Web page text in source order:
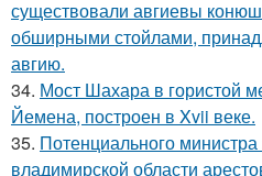
существовали авгиевы
обширными стойлами,
авгию.
34. Мост Шахара в гористой
Йемена, построен в Xvii веке.
35. Потенциального
владимирской области